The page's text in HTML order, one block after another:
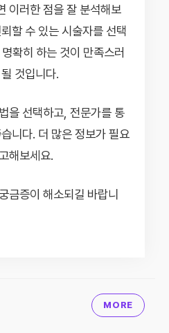
이러한 점을 잘 분석해보
할 수 있는 시술자를 선택
확히 하는 것이 만족스러
것입니다.
을 선택하고, 전문가를 통
니다. 더 많은 정보가 필요
해보세요.
금증이 해소되길 바랍니
MORE